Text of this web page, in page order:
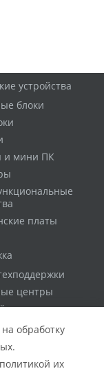
устройства
блоки
и мини ПК
платы
центры
политика
гарантия
на обработку
их